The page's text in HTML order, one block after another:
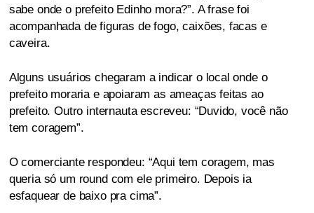
sabe onde o prefeito Edinho mora?”. A frase foi
acompanhada de figuras de fogo, caixões, facas e
caveira.
Alguns usuários chegaram a indicar o local onde o
prefeito moraria e apoiaram as ameaças feitas ao
prefeito. Outro internauta escreveu: “Duvido, você não
tem coragem”.
O comerciante respondeu: “Aqui tem coragem, mas
queria só um round com ele primeiro. Depois ia
esfaquear de baixo pra cima”.